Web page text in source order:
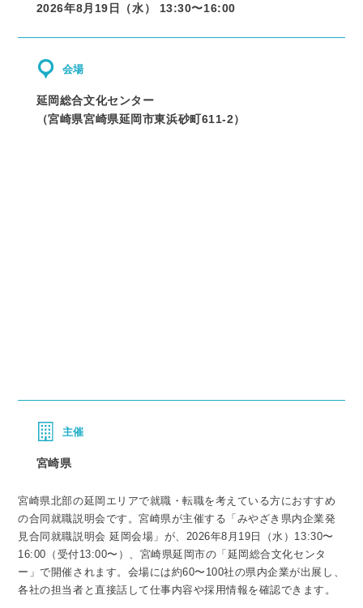
2026年8月19日（水） 13:30〜16:00
会場
延岡総合文化センター
（宮崎県宮崎県延岡市東浜砂町611-2）
主催
宮崎県
宮崎県北部の延岡エリアで就職・転職を考えている方におすすめ
の合同就職説明会です。宮崎県が主催する「みやざき県内企業発
見合同就職説明会 延岡会場」が、2026年8月19日（水）13:30〜
16:00（受付13:00〜）、宮崎県延岡市の「延岡総合文化センタ
ー」で開催されます。会場には約60〜100社の県内企業が出展し、
各社の担当者と直接話して仕事内容や採用情報を確認できます。